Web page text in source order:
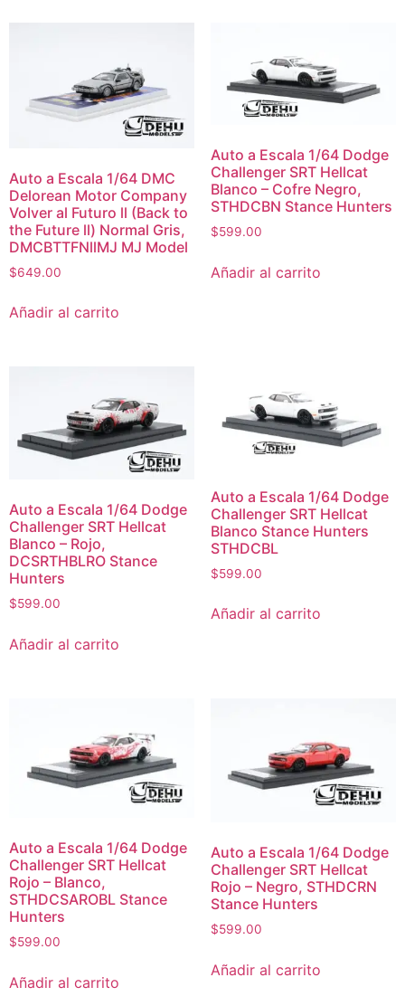
Auto a Escala 1/64 DMC
Delorean Motor Company
Volver al Futuro ll (Back to
the Future ll) Normal Gris,
DMCBTTFNllMJ MJ Model
$649.00
Añadir al carrito
Auto a Escala 1/64 Dodge
Challenger SRT Hellcat
Blanco – Cofre Negro,
STHDCBN Stance Hunters
$599.00
Añadir al carrito
Auto a Escala 1/64 Dodge
Challenger SRT Hellcat
Blanco – Rojo,
DCSRTHBLRO Stance
Hunters
$599.00
Añadir al carrito
Auto a Escala 1/64 Dodge
Challenger SRT Hellcat
Blanco Stance Hunters
STHDCBL
$599.00
Añadir al carrito
Auto a Escala 1/64 Dodge
Challenger SRT Hellcat
Rojo – Blanco,
STHDCSAROBL Stance
Hunters
$599.00
Añadir al carrito
Auto a Escala 1/64 Dodge
Challenger SRT Hellcat
Rojo – Negro, STHDCRN
Stance Hunters
$599.00
Añadir al carrito